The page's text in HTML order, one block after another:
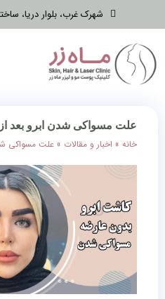
شهرک غرب، بلوار دریا،
علت مسواکی شدن ابرو بعد
خانه » اخبار و مقالات » علت مسواکی